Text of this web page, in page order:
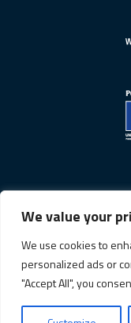
We value your
We use cookies to
personalized ads or
"Accept All", you